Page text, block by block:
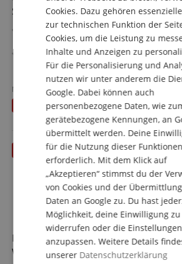
Showroom Modell (Zustand: wie neu,
WLAN-Stehlampe (RGB+CCT), App-,
Home-ready
Einbindung in ein 2,4-GHz-Netzwerk
Bridge/Hub)
Schneller, werkzeugloser Aufbau
84 x LED SMD 5050 3in1 TCL RGB & 84
Spektakuläre Lichteffekte dank
Inkl. Ständer & Fernbedienung
mehr anzeigen
inkl.
Neupreis 69€
Du sparst3,00 €
McGrey One Control WH MKIII
Weiß - Retoure (Zustand: sehr gut)
Cookies. Dazu gehören
zur technischen Funktion der
Cookies, um die Leistung zu
Inhalte und Anzeigen zu
Für die Personalisierung und
nutzen wir unter anderem die
Google. Dabei können auch
personenbezogene Daten, wie
gerätebezogene Kennungen, an
übermittelt werden. Deine
für die Nutzung dieser Funktionen
erforderlich. Mit dem Klick auf
„Akzeptieren“ stimmst du der
von Cookies und der
Daten an Google zu. Du hast
Möglichkeit, deine Einwilligung zu
widerrufen oder die Einstellungen
anzupassen. Weitere Details
unserer Datenschutzerklärung